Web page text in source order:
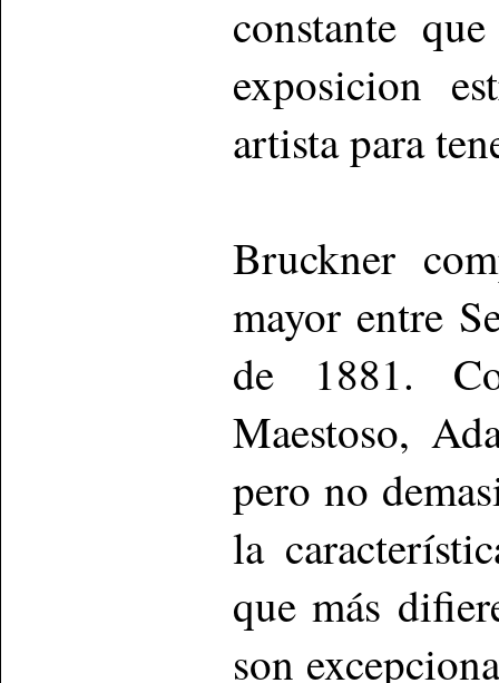
constante
exposicion
artista para
Bruckner
mayor entre
de 1881.
Maestoso,
pero no
la
que más
son